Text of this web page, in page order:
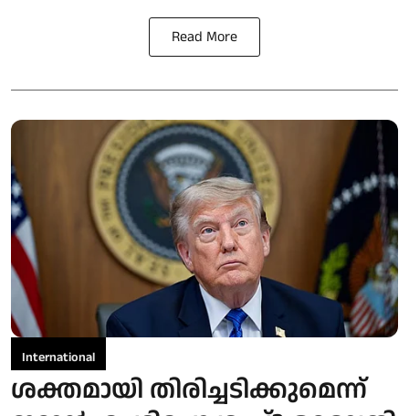
Read More
International
ശക്തമായി തിരിച്ചടിക്കുമെന്ന്